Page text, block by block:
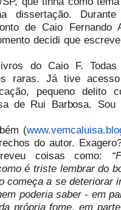
dissertação.
de Caio Fernando
decidi que
do Caio F.
raras. Já tive
pequeno delito
de Rui Barbosa.
(
do autor.
coisas como:
é triste lembrar do
começa a se deteriorar
poderia saber - em
própria fome, em